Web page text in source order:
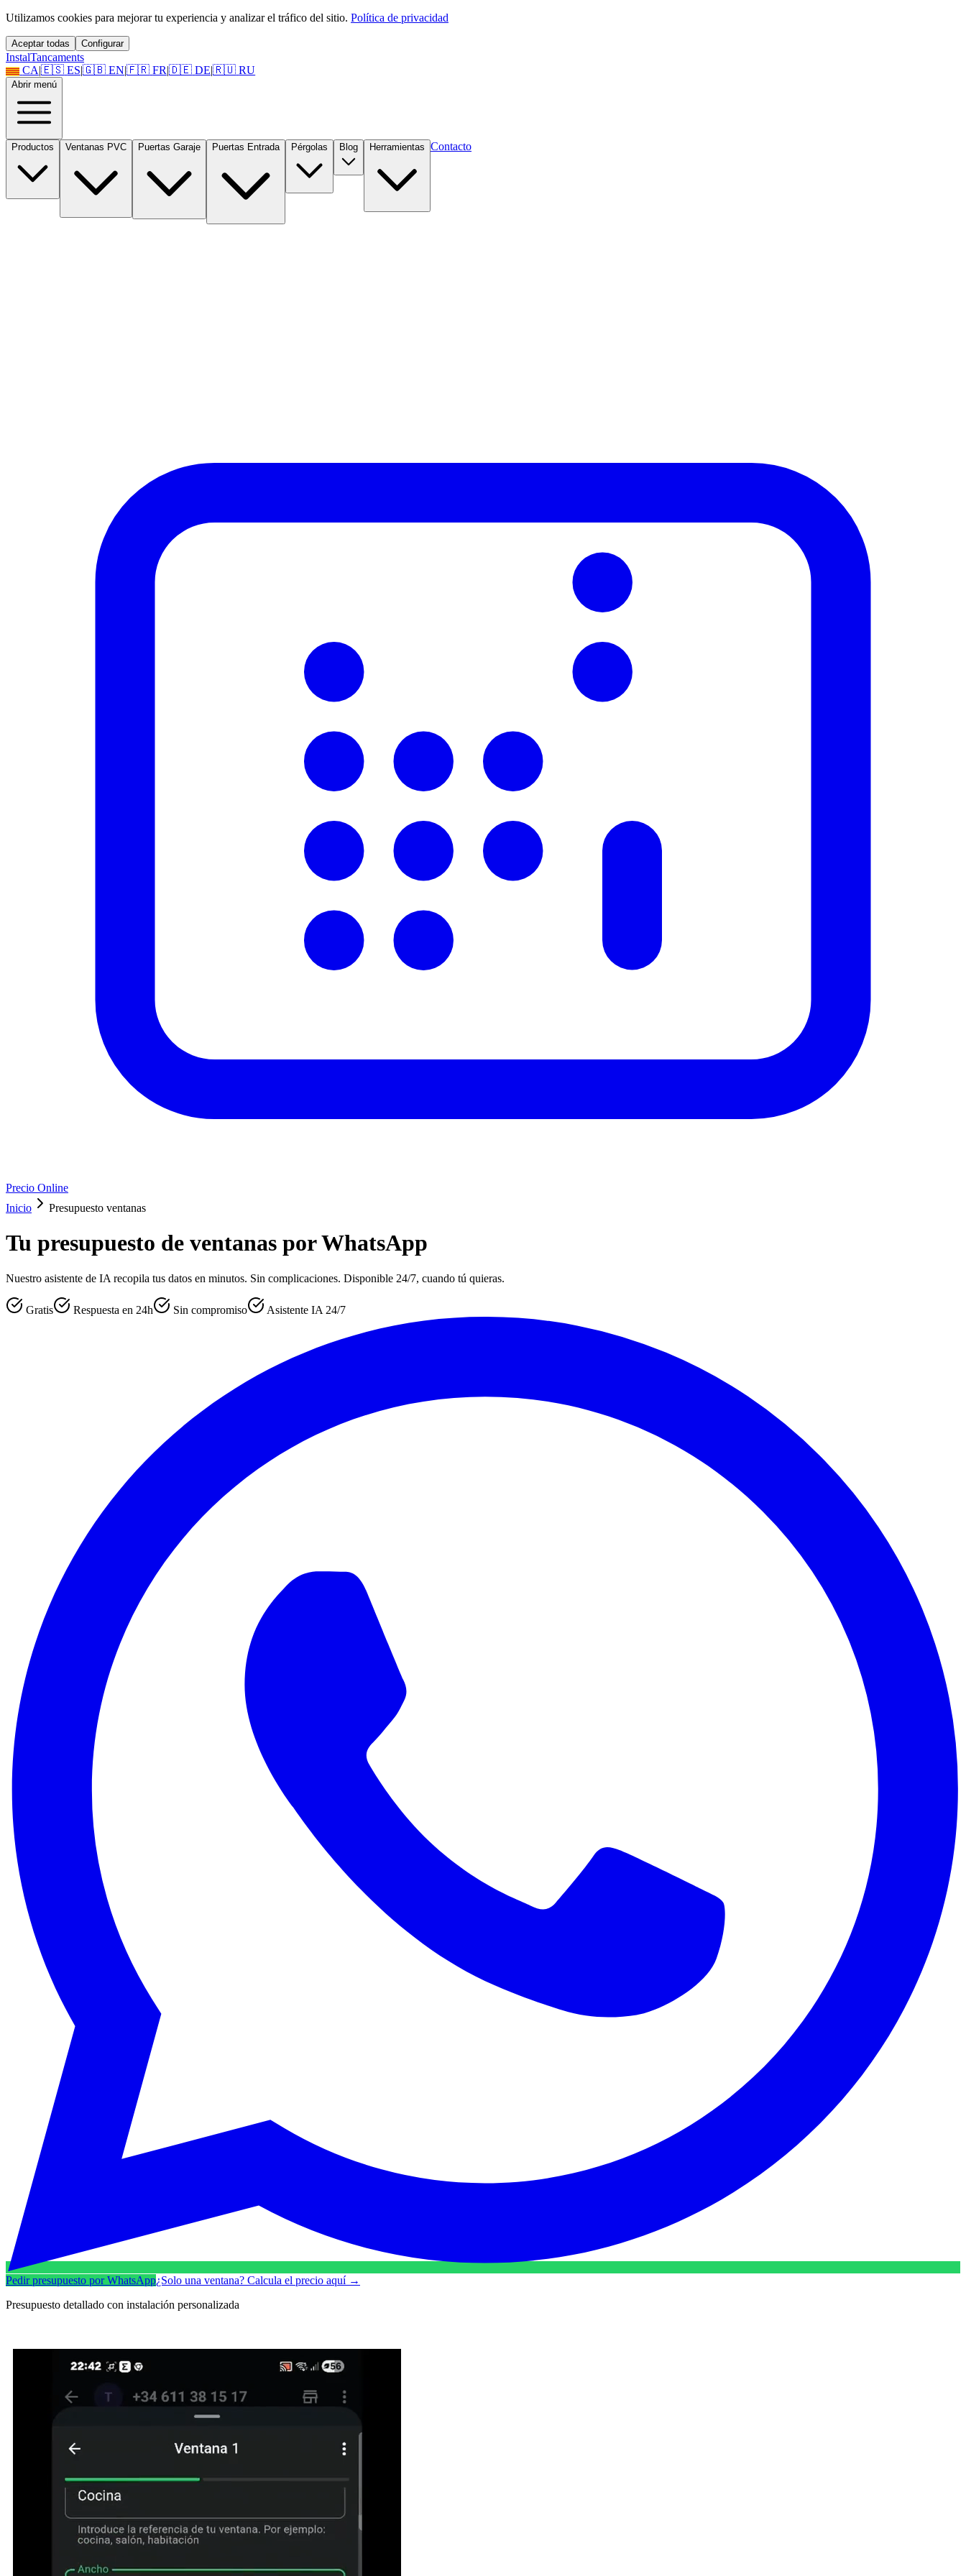
Utilizamos cookies para mejorar tu experiencia y analizar el tráfico del sitio. Política de privacidad
Aceptar todas Configurar
InstalTancaments
CA|🇪🇸 ES|🇬🇧 EN|🇫🇷 FR|🇩🇪 DE|🇷🇺 RU
Abrir menú
Productos Ventanas PVC Puertas Garaje Puertas Entrada Pérgolas Blog Herramientas Contacto
Precio Online
Inicio
Presupuesto ventanas
Tu presupuesto de ventanas porWhatsApp
Nuestro asistente de IA recopila tus datos en minutos. Sin complicaciones. Disponible 24/7, cuando tú quieras.
Gratis Respuesta en 24h Sin compromiso Asistente IA 24/7
Pedir presupuesto por WhatsApp¿Solo una ventana? Calcula el precio aquí →
Presupuesto detallado con instalación personalizada